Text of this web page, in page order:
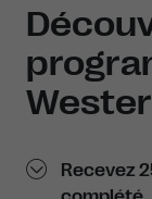
Recevez